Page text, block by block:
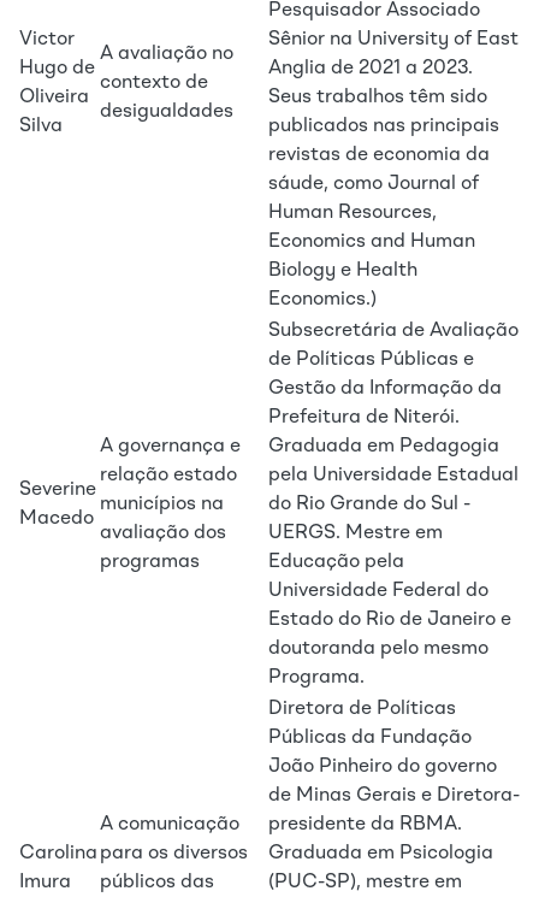
Victor
Hugo de
Oliveira
Silva
A avaliação no
contexto de
desigualdades
Pesquisador Associado
Sênior na University of East
Anglia de 2021 a 2023.
Seus trabalhos têm sido
publicados nas principais
revistas de economia da
sáude, como Journal of
Human Resources,
Economics and Human
Biology e Health
Economics.)
Severine
Macedo
A governança e
relação estado
municípios na
avaliação dos
programas
Subsecretária de Avaliação
de Políticas Públicas e
Gestão da Informação da
Prefeitura de Niterói.
Graduada em Pedagogia
pela Universidade Estadual
do Rio Grande do Sul -
UERGS. Mestre em
Educação pela
Universidade Federal do
Estado do Rio de Janeiro e
doutoranda pelo mesmo
Programa.
Carolina
Imura
A comunicação
para os diversos
públicos das
Diretora de Políticas
Públicas da Fundação
João Pinheiro do governo
de Minas Gerais e Diretora-
presidente da RBMA.
Graduada em Psicologia
(PUC-SP), mestre em